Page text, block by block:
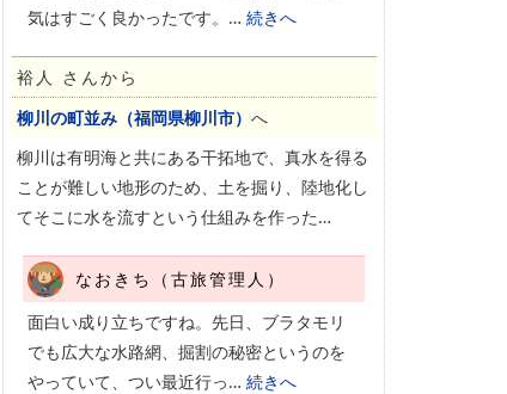
気はすごく良かったです。… 続きへ
裕人 さんから
柳川の町並み（福岡県柳川市） へ
柳川は有明海と共にある干拓地で、真水を得る
ことが難しい地形のため、土を掘り、陸地化し
てそこに水を流すという仕組みを作った…
なおきち（古旅管理人）
面白い成り立ちですね。先日、ブラタモリ
でも広大な水路網、掘割の秘密というのを
やっていて、つい最近行っ… 続きへ